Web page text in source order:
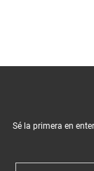
Sé la primera en